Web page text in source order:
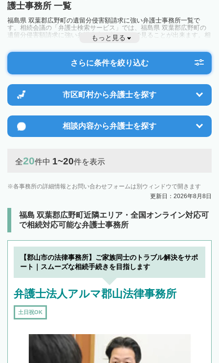
護士事務所 一覧
福島県 双葉郡広野町の遺留分侵害額請求に強い弁護士事務所一覧で
す。相続会議の「弁護士検索サービス」では、福島県 双葉郡広野町の
遺留分侵害額請求に強い弁護士事務所を一覧で見ることが出来ます。相
続のトラブルやお悩みを抱えている方は一度近隣の弁護士に相談してみ
ましょう。
もっと見る
さらに条件を絞り込む
市区町村から弁護士を探す
相談内容から弁護士を探す
全20件中 1~20件を表示
各事務所の詳細情報とお問い合わせフォームは別ウィンドウで開きます
更新日：2026年8月8日
福島 双葉郡広野町近隣エリア・全国オンライン対応可
で相続対応可能な弁護士事務所
【郡山市の法律事務所】ご家族同士のトラブル解決をサポ
ート｜スムーズな相続手続きを目指します
弁護士法人アルマ郡山法律事務所
土日祝OK